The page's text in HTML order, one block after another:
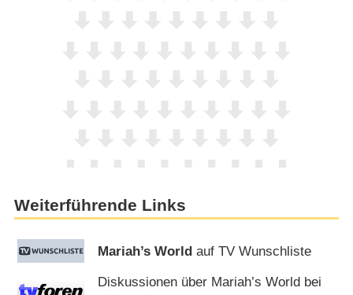
Weiterführende Links
Mariah’s World auf TV Wunschliste
Diskussionen über Mariah’s World bei